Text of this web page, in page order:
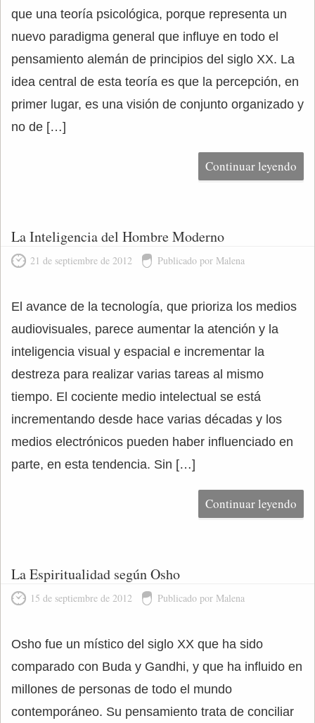
que una teoría psicológica, porque representa un
nuevo paradigma general que influye en todo el
pensamiento alemán de principios del siglo XX. La
idea central de esta teoría es que la percepción, en
primer lugar, es una visión de conjunto organizado y
no de […]
Continuar leyendo
La Inteligencia del Hombre Moderno
21 de septiembre de 2012 Publicado por Malena
El avance de la tecnología, que prioriza los medios
audiovisuales, parece aumentar la atención y la
inteligencia visual y espacial e incrementar la
destreza para realizar varias tareas al mismo
tiempo. El cociente medio intelectual se está
incrementando desde hace varias décadas y los
medios electrónicos pueden haber influenciado en
parte, en esta tendencia. Sin […]
Continuar leyendo
La Espiritualidad según Osho
15 de septiembre de 2012 Publicado por Malena
Osho fue un místico del siglo XX que ha sido
comparado con Buda y Gandhi, y que ha influido en
millones de personas de todo el mundo
contemporáneo. Su pensamiento trata de conciliar